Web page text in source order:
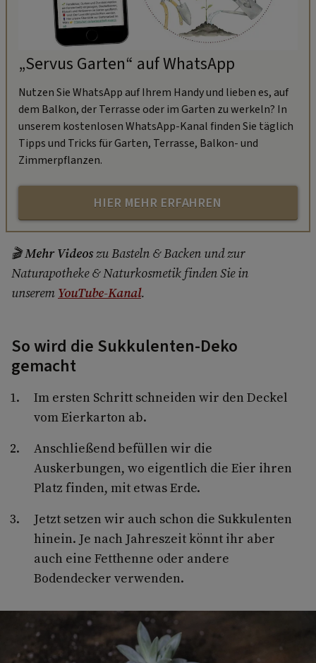
„Servus Garten“ auf WhatsApp
Nutzen Sie WhatsApp auf Ihrem Handy und lieben es, auf
dem Balkon, der Terrasse oder im Garten zu werkeln? In
unserem kostenlosen WhatsApp-Kanal finden Sie täglich
Tipps und Tricks für Garten, Terrasse, Balkon- und
Zimmerpflanzen.
HIER MEHR ERFAHREN
🎬Mehr Videoszu Basteln & Backen und zur
Naturapotheke & Naturkosmetik finden Sie in
unserem YouTube-Kanal.
So wird die Sukkulenten-Deko
gemacht
Im ersten Schritt schneiden wir den Deckel
vom Eierkarton ab.
Anschließend befüllen wir die
Auskerbungen, wo eigentlich die Eier ihren
Platz finden, mit etwas Erde.
Jetzt setzen wir auch schon die Sukkulenten
hinein. Je nach Jahreszeit könnt ihr aber
auch eine Fetthenne oder andere
Bodendecker verwenden.